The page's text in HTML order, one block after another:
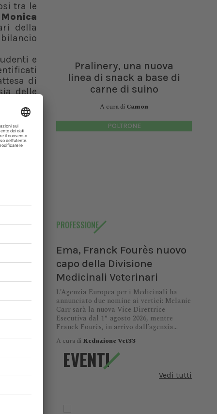
tra le
Monica
della
e
di
delle
di atti
volta
con
un
Napoli
nella
di
in
di
nei
e dei
ed
cure
Pralinery, una nuova
linea di snack a base di
carne di suino
A cura di Camon
POLTRONE
PROFESSIONE
Ema, Franck Fourès nuovo
capo della Divisione
Medicinali Veterinari
L’Agenzia Europea per i Medicinali ha
annunciato due nomine ai vertici: Melanie
Carr sarà la nuova Vice Direttrice
Esecutiva dal 1° agosto 2026, mentre
Franck Fourès, in arrivo dall’agenzia...
A cura di Redazione Vet33
EVENTI
Vedi tutti